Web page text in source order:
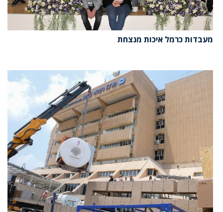
מעבדות כרמל איכות מנצחת